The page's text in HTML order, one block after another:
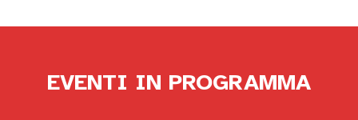
EVENTI IN PROGRAMMA